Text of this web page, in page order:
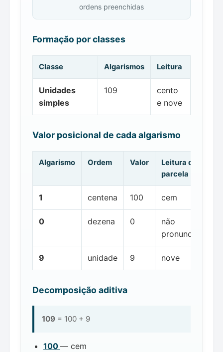
ordens preenchidas
Formação por classes
Classe Algarismos Leitura
Unidades
simples
109
cento
e nove
Valor posicional de cada algarismo
Algarismo Ordem Valor
Leitura da
parcela
1 centena 100 cem
0 dezena 0
não
pronunciada
9 unidade 9 nove
Decomposição aditiva
109 = 100 + 9
100 — cem